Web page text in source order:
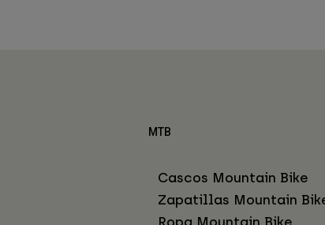
MTB
Cascos Mountain Bike
Zapatillas Mountain